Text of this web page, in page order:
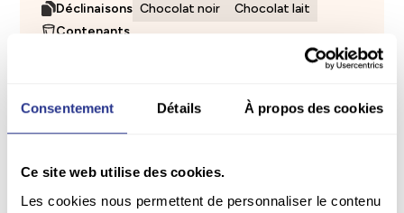
Consentement Détails À propos des cookies
Ce site web utilise des cookies.
Les cookies nous permettent de personnaliser le contenu
Déclinaisons Chocolat noir
Chocolat lait
Contenants